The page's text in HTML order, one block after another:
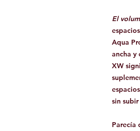
El
Aqua
ancha y
XW
sin
Parecía